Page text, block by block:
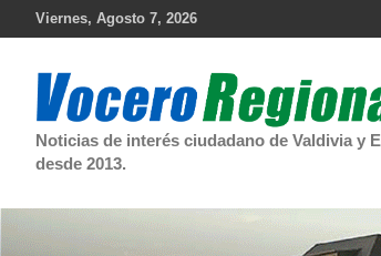
Viernes, Agosto 7, 2026
Noticias de interés ciudadano de Valdivia y
desde 2013.